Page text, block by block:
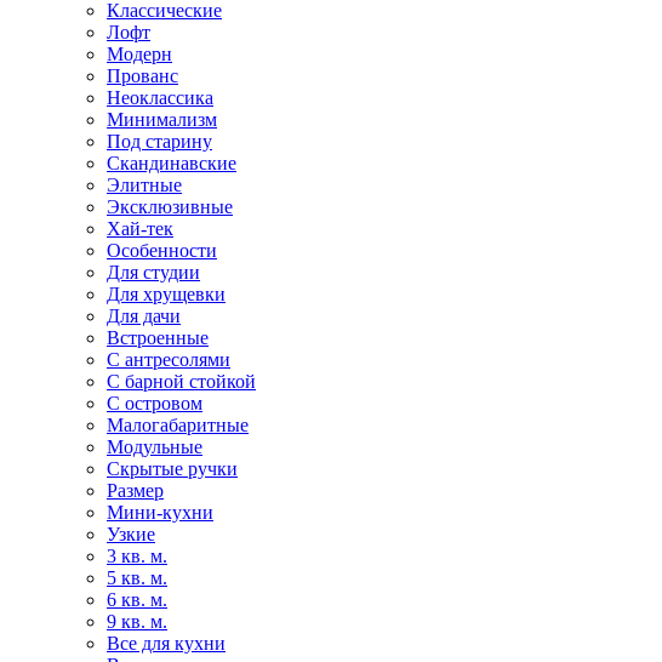
Классические
Лофт
Модерн
Прованс
Неоклассика
Минимализм
Под старину
Скандинавские
Элитные
Эксклюзивные
Хай-тек
Особенности
Для студии
Для хрущевки
Для дачи
Встроенные
С антресолями
С барной стойкой
С островом
Малогабаритные
Модульные
Скрытые ручки
Размер
Мини-кухни
Узкие
3 кв. м.
5 кв. м.
6 кв. м.
9 кв. м.
Все для кухни